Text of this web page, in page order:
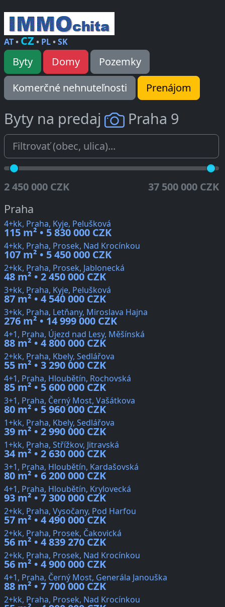
AT• CZ • PL•SK
Byty Domy
Pozemky
Komerčné nehnuteľnosti
Prenájom
Byty na predaj Praha 9
2 450 000 CZK 37 500 000 CZK
Praha
4+kk, Praha, Kyje, Pelušková
115 m² • 5 830 000 CZK
4+kk, Praha, Prosek, Nad Krocínkou
107 m² • 5 450 000 CZK
2+kk, Praha, Prosek, Jablonecká
48 m² • 2 450 000 CZK
3+kk, Praha, Kyje, Pelušková
87 m² • 4 540 000 CZK
3+kk, Praha, Letňany, Miroslava Hajna
276 m² • 14 999 000 CZK
4+1, Praha, Újezd nad Lesy, Měšínská
88 m² • 4 800 000 CZK
2+kk, Praha, Kbely, Sedlářova
55 m² • 3 290 000 CZK
4+1, Praha, Hloubětín, Rochovská
85 m² • 5 600 000 CZK
3+1, Praha, Černý Most, Vašátkova
80 m² • 5 960 000 CZK
1+kk, Praha, Kbely, Sedlářova
39 m² • 2 990 000 CZK
1+kk, Praha, Střížkov, Jitravská
34 m² • 2 630 000 CZK
3+1, Praha, Hloubětín, Kardašovská
80 m² • 6 200 000 CZK
4+1, Praha, Hloubětín, Krylovecká
93 m² • 7 300 000 CZK
2+kk, Praha, Vysočany, Pod Harfou
57 m² • 4 490 000 CZK
2+kk, Praha, Prosek, Čakovická
56 m² • 4 839 270 CZK
2+kk, Praha, Prosek, Nad Krocínkou
56 m² • 4 900 000 CZK
4+1, Praha, Černý Most, Generála Janouška
88 m² • 7 700 000 CZK
2+kk, Praha, Prosek, Nad Krocínkou